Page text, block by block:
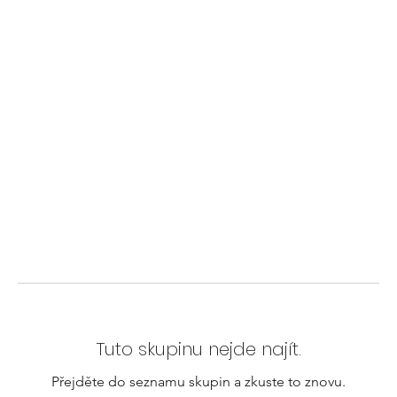
Tuto skupinu nejde najít.
Přejděte do seznamu skupin a zkuste to znovu.